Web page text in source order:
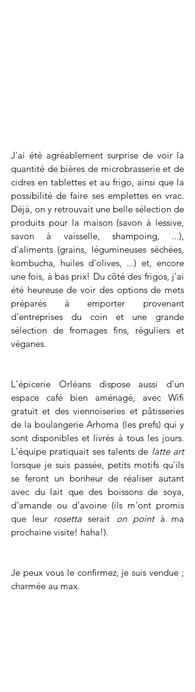
J'ai été agréablement surprise de voir la
quantité de bières de microbrasserie et de
cidres en tablettes et au frigo, ainsi que la
possibilité de faire ses emplettes en vrac.
Déjà, on y retrouvait une belle sélection de
produits pour la maison (savon à lessive,
savon à vaisselle, shampoing, ...),
d'aliments (grains, légumineuses séchées,
kombucha, huiles d'olives, ...) et, encore
une fois, à bas prix! Du côté des frigos, j'ai
été heureuse de voir des options de mets
préparés à emporter provenant
d'entreprises du coin et une grande
sélection de fromages fins, réguliers et
véganes.
L'épicerie Orléans dispose aussi d'un
espace café bien aménagé, avec Wifi
gratuit et des viennoiseries et pâtisseries
de la boulangerie Arhoma (les prefs) qui y
sont disponibles et livrés à tous les jours.
L'équipe pratiquait ses talents de latte art
lorsque je suis passée, petits motifs qu'ils
se feront un bonheur de réaliser autant
avec du lait que des boissons de soya,
d'amande ou d'avoine (ils m'ont promis
que leur rosetta serait on point à ma
prochaine visite! haha!).
Je peux vous le confirmez, je suis vendue ;
charmée au max.